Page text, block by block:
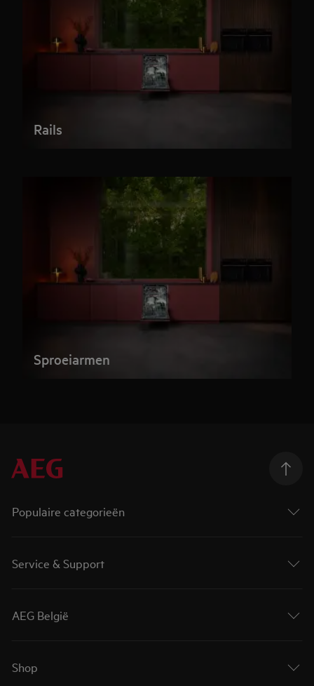
Rails
Sproeiarmen
Populaire categorieën
Service & Support
AEG België
Shop